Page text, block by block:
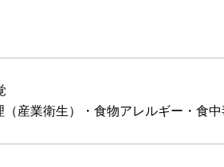
（産業衛生）・食物アレルギー・食